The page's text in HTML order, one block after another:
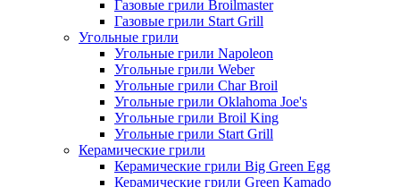
Газовые грили Broilmaster
Газовые грили Start Grill
Угольные грили
Угольные грили Napoleon
Угольные грили Weber
Угольные грили Char Broil
Угольные грили Oklahoma Joe's
Угольные грили Broil King
Угольные грили Start Grill
Керамические грили
Керамические грили Big Green Egg
Керамические грили Green Kamado